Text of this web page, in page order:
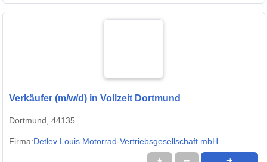
Verkäufer (m/w/d) in Vollzeit Dortmund
Dortmund, 44135
Firma:Detlev Louis Motorrad-Vertriebsgesellschaft mbH